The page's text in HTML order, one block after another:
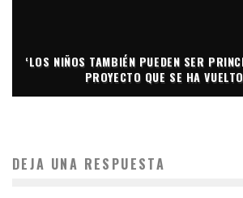
‘LOS NIÑOS TAMBIÉN PUEDEN SER
PROYECTO QUE SE HA
DEJA UNA RESPUESTA